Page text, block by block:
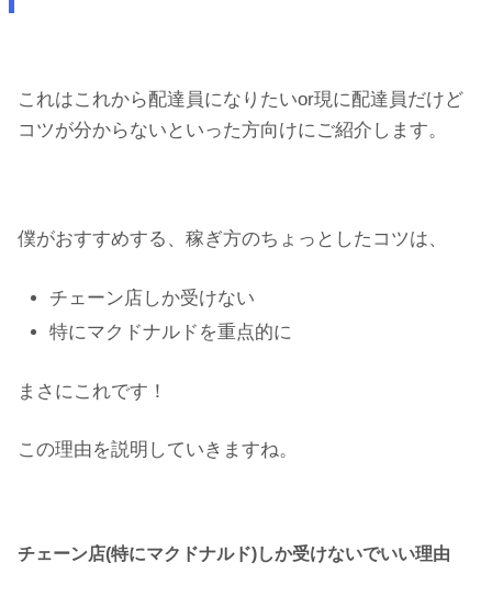
これはこれから配達員になりたいor現に配達員だけど
コツが分からないといった方向けにご紹介します。
僕がおすすめする、稼ぎ方のちょっとしたコツは、
チェーン店しか受けない
特にマクドナルドを重点的に
まさにこれです！
この理由を説明していきますね。
チェーン店(特にマクドナルド)しか受けないでいい理由